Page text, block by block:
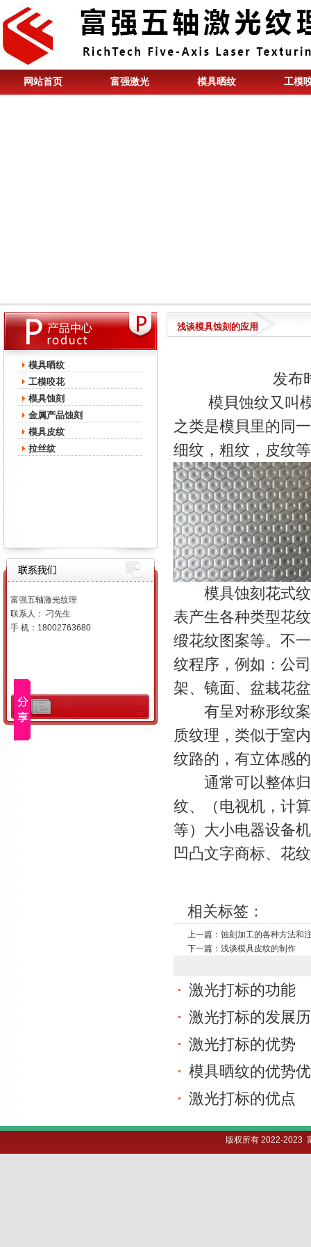
网站首页 富强激光 模具晒纹 工模
模具晒纹
工模咬花
模具蚀刻
金属产品蚀刻
模具皮纹
拉丝纹
富强五轴激光纹理
联系人： 刁先生
手 机：18002763680
浅谈模具蚀刻的应用
发布
模貝蚀纹又叫模
之类是模貝里的同
细纹，粗纹，皮纹
模具蚀刻花式纹
表产生各种类型花
缎花纹图案等。不
纹程序，例如：公
架、镜面、盆栽花
有呈对称形纹案
质纹理，类似于室
纹路的，有立体感
通常可以整体归
纹、（电视机，计
等）大小电器设备
凹凸文字商标、花
相关标签：
上一篇： 蚀刻加工的各种方法和
下一篇： 浅谈模具皮纹的制作
激光打标的功能
激光打标的发展
激光打标的优势
模具晒纹的优势
激光打标的优点
版权所有 2022-